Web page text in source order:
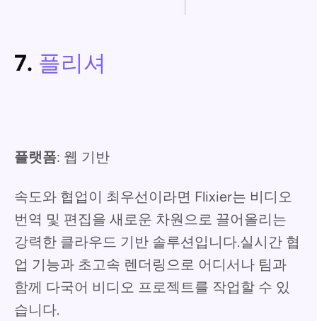
7. 플리셔
플랫폼: 웹 기반
속도와 협업이 최우선이라면 Flixier는 비디오
번역 및 편집을 새로운 차원으로 끌어올리는
강력한 클라우드 기반 솔루션입니다.실시간 협
업 기능과 초고속 렌더링으로 어디서나 팀과
함께 다국어 비디오 프로젝트를 작업할 수 있
습니다.